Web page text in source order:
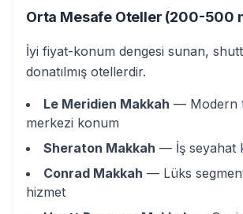
Orta Mesafe Oteller (200-500
İyi fiyat-konum dengesi sunan,
donatılmış otellerdir.
Le Meridien Makkah — Modern
merkezi konum
Sheraton Makkah — İş seyahat
Conrad Makkah — Lüks
hizmet